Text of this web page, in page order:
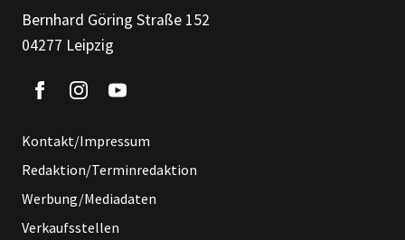
Bernhard Göring Straße 152
04277 Leipzig
Kontakt/Impressum
Redaktion/Terminredaktion
Werbung/Mediadaten
Verkaufsstellen